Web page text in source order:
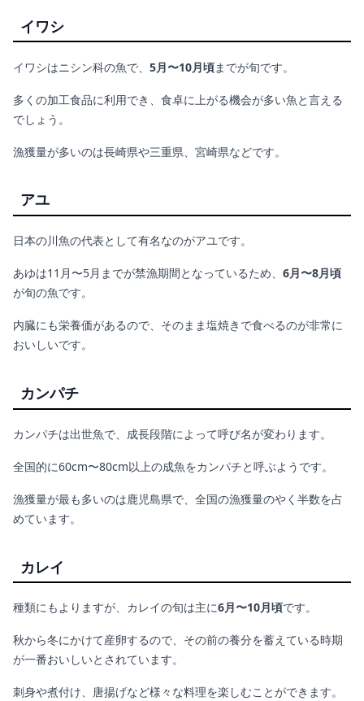
イワシ
イワシはニシン科の魚で、 5月〜10月頃までが旬です。
多くの加工食品に利用でき、食卓に上がる機会が多い魚と言える
でしょう。
漁獲量が多いのは長崎県や三重県、宮崎県などです。
アユ
日本の川魚の代表として有名なのがアユです。
あゆは11月〜5月までが禁漁期間となっているため、 6月〜8月頃
が旬の魚です。
内臓にも栄養価があるので、そのまま塩焼きで食べるのが非常に
おいしいです。
カンパチ
カンパチは出世魚で、成長段階によって呼び名が変わります。
全国的に60cm〜80cm以上の成魚をカンパチと呼ぶようです。
漁獲量が最も多いのは鹿児島県で、全国の漁獲量のやく半数を占
めています。
カレイ
種類にもよりますが、カレイの旬は主に6月〜10月頃です。
秋から冬にかけて産卵するので、その前の養分を蓄えている時期
が一番おいしいとされています。
刺身や煮付け、唐揚げなど様々な料理を楽しむことができます。